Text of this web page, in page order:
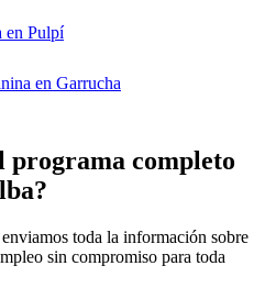
en Pulpí
en Garrucha
programa completo
?
toda la información sobre
sin compromiso para toda